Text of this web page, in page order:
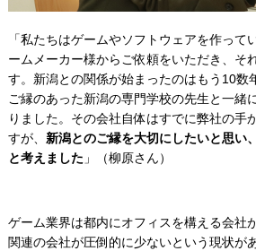
「私たちはゲームやソフトウェアを作って
ームメーカー様からご依頼をいただき、そ
す。新潟との関係が始まったのはもう10数
ご縁のあった新潟の専門学校の先生と一緒
りました。その会社自体はすでに弊社の手
すが、 新潟とのご縁を大切にしたいと思い
と考えました 」（柳原さん）
ゲーム業界は都内にオフィスを構える会社
関連の会社が圧倒的に少ないという現状が